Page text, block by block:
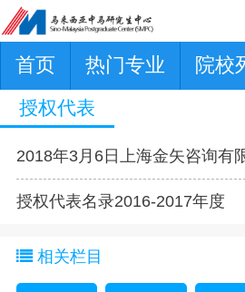
首页 热门专业 院校
授权代表
2018年3月6日上海金矢咨询有
授权代表名录2016-2017年度
相关栏目